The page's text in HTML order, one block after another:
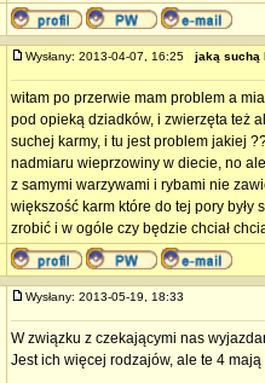
Wysłany: 2013-04-07, 16:25 jaką suchą
witam po przerwie mam problem a
pod opieką dziadków, i zwierzęta też
suchej karmy, i tu jest problem jakiej
nadmiaru wieprzowiny w diecie, no
z samymi warzywami i rybami nie
większość karm które do tej pory były
zrobić i w ogóle czy będzie chciał
Wysłany: 2013-05-19, 18:33
W związku z czekającymi nas
Jest ich więcej rodzajów, ale te 4